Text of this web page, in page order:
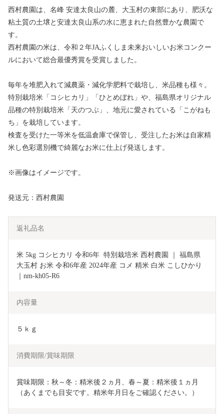
西村農園は、名峰 安達太良山の麓、大玉村の東部にあり、肥沃な
粘土質の土壌と安達太良山系の水に恵まれた自然豊かな農園で
す。
西村農園の米は、令和２年JAふくしま未来おいしいお米コンクー
ルにおいて総合最優秀賞を受賞しました。
毎年を堆肥入れて減農薬・減化学肥料で栽培し、米品種も様々。
特別栽培米「コシヒカリ」「ひとめぼれ」や、福島県オリジナル
品種の特別栽培米「天のつぶ」、地元に愛されている「こがねも
ち」を栽培しています。
検査を受けた一等米を低温倉庫で保管し、受注したお米は自家精
米し色彩選別機で綺麗なお米に仕上げ発送します。
※画像はイメージです。
発送元：西村農園
返礼品名
米 5kg コシヒカリ 令和6年  特別栽培米 西村農園 ｜ 福島県
大玉村 お米 令和6年産 2024年産 コメ 精米 白米 こしひかり
｜nm-kh05-R6
内容量
５ｋｇ
消費期限/賞味期限
賞味期限：秋～冬：精米後２ヵ月、春～夏：精米後１ヵ月
（あくまでも目安です。精米年月日をご確認ください。）